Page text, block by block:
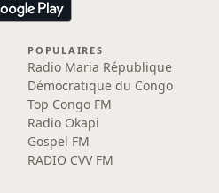
POPULAIRES
Radio Maria République
Démocratique du Congo
Top Congo FM
Radio Okapi
Gospel FM
RADIO CVV FM